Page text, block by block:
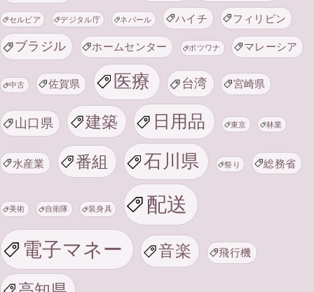
セルビア デジタル庁 ネパール ハイチ フィリピン
ブラジル ホームセンター ボツワナ マレーシア
中古 佐賀県 医療 台湾 宮崎県
山口県 建築 日用品 東京 林業
水産業 番組 石川県 祭り 総務省
美術 自衛隊 装身具 配送
電子マネー 音楽 飛行機